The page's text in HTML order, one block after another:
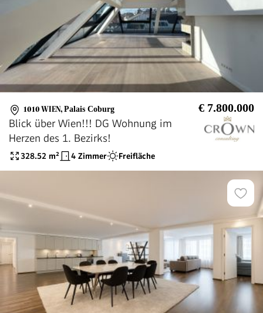
1010 WIEN, Palais Coburg € 7.800.000
Blick über Wien!!! DG Wohnung im
Herzen des 1. Bezirks!
328.52 m² 4 Zimmer Freifläche